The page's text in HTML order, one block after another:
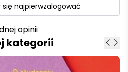
najpierwzalogować
opinii
kategorii